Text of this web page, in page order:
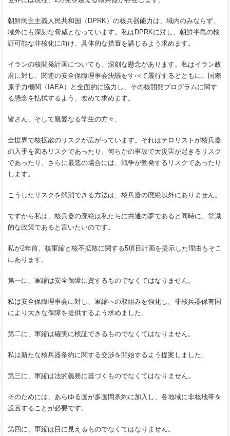
朝鮮民主主義人民共和国（DPRK）の核兵器能力は、域内のみならず、
域外にも深刻な脅威となっています。私はDPRKに対し、朝鮮半島の検
証可能な非核化に向け、具体的な措置を講じるよう求めます。
イランの核開発計画についても、深刻な懸念があります。私はイラン政
府に対し、関連の安全保障理事会決議をすべて履行するとともに、国際
原子力機関（IAEA）と全面的に協力し、その核開発プログラムに関す
る懸念を払拭するよう、改めて求めます。
皆さん、そして親愛なる学生の方々、
全世界で核拡散のリスクが広がっています。それはテロリストが核兵器
の入手を図るリスクであったり、何らかの事故で大災害が起きるリスク
であったり、さらに最悪の場合には、戦争が勃発するリスクであったり
します。
こうしたリスクを解消できる方法は、核兵器の廃絶以外にありません。
ですから私は、核兵器の廃絶は私たちに共通の夢であると同時に、常識
的な政策であると言いたいのです。
私が2年前、核軍縮と核不拡散に関する5項目計画を提示した理由もそこ
にあります。
第一に、軍縮は安全保障に資するものでなくてはなりません。
私は安全保障理事会に対し、軍縮への取組みを強化し、非核兵器保有国
により大きな保障を提供するよう求めました。
第二に、軍縮は確実に検証できるものでなくてはなりません。
私は新たな核兵器条約に関する交渉を開始するよう提案しました。
第三に、軍縮は法的義務に基づくものでなくてはなりません。
そのためには、あらゆる国が多国間条約に加入し、各地域に非核地帯を
設置することが必要です。
第四に、軍縮は目に見えるものでなくてはなりません。